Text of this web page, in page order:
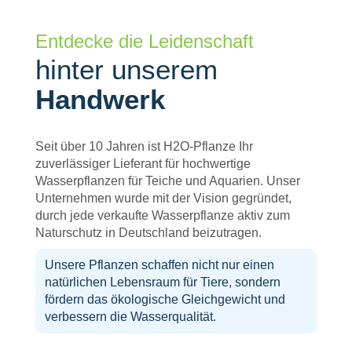
Entdecke die Leidenschaft
hinter unserem
Handwerk
Seit über 10 Jahren ist H2O-Pflanze Ihr
zuverlässiger Lieferant für hochwertige
Wasserpflanzen für Teiche und Aquarien. Unser
Unternehmen wurde mit der Vision gegründet,
durch jede verkaufte Wasserpflanze aktiv zum
Naturschutz in Deutschland beizutragen.
Unsere Pflanzen schaffen nicht nur einen
natürlichen Lebensraum für Tiere, sondern
fördern das ökologische Gleichgewicht und
verbessern die Wasserqualität.